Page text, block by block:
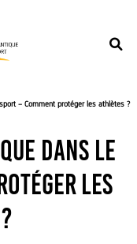
– Comment protéger les athlètes ?
dans le
les